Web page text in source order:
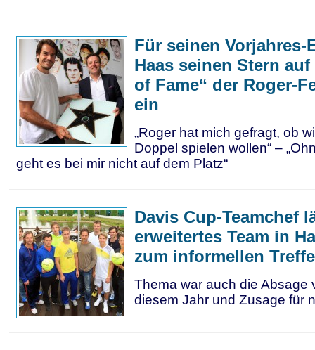
Für seinen Vorjahres-
Haas seinen Stern auf
of Fame“ der Roger-
ein
„Roger hat mich gefragt, ob
Doppel spielen wollen“ –
geht es bei mir nicht auf dem Platz“
Davis Cup-Teamchef
erweitertes Team in
zum informellen
Thema war auch die Absage
diesem Jahr und Zusage für